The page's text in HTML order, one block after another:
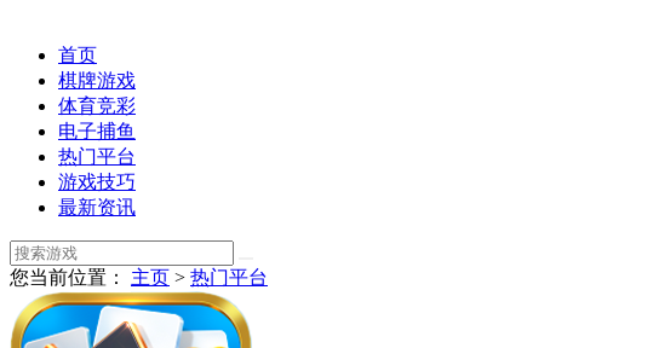
首页
棋牌游戏
体育竞彩
电子捕鱼
热门平台
游戏技巧
最新资讯
您当前位置： 主页 > 热门平台